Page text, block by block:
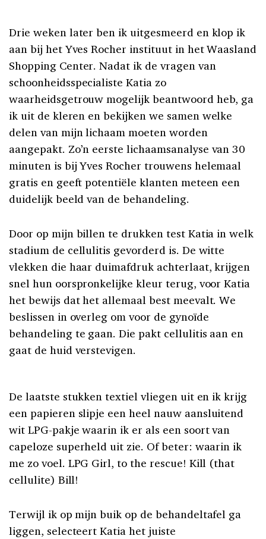
Drie weken later ben ik uitgesmeerd en klop ik
aan bij het Yves Rocher instituut in het Waasland
Shopping Center. Nadat ik de vragen van
schoonheidsspecialiste Katia zo
waarheidsgetrouw mogelijk beantwoord heb, ga
ik uit de kleren en bekijken we samen welke
delen van mijn lichaam moeten worden
aangepakt. Zo’n eerste lichaamsanalyse van 30
minuten is bij Yves Rocher trouwens helemaal
gratis en geeft potentiële klanten meteen een
duidelijk beeld van de behandeling.
Door op mijn billen te drukken test Katia in welk
stadium de cellulitis gevorderd is. De witte
vlekken die haar duimafdruk achterlaat, krijgen
snel hun oorspronkelijke kleur terug, voor Katia
het bewijs dat het allemaal best meevalt. We
beslissen in overleg om voor de gynoïde
behandeling te gaan. Die pakt cellulitis aan en
gaat de huid verstevigen.
De laatste stukken textiel vliegen uit en ik krijg
een papieren slipje een heel nauw aansluitend
wit LPG-pakje waarin ik er als een soort van
capeloze superheld uit zie. Of beter: waarin ik
me zo voel. LPG Girl, to the rescue! Kill (that
cellulite) Bill!
Terwijl ik op mijn buik op de behandeltafel ga
liggen, selecteert Katia het juiste